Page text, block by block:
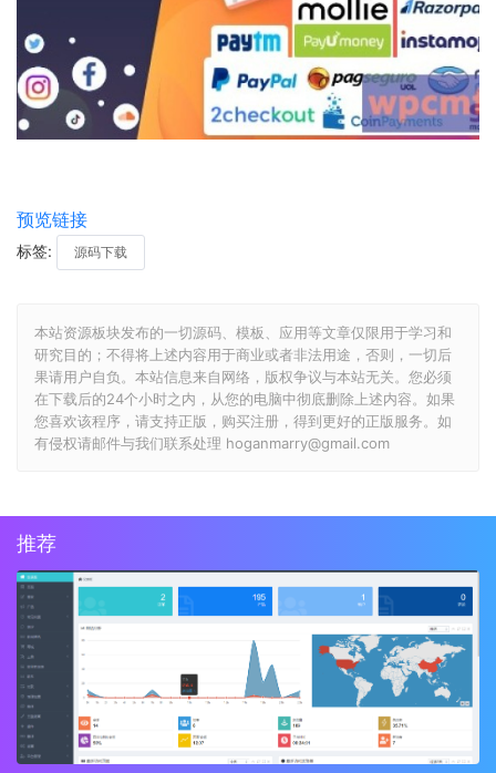
预览链接
标签: 源码下载
本站资源板块发布的一切源码、模板、应用等文章仅限用于学习和
研究目的；不得将上述内容用于商业或者非法用途，否则，一切后
果请用户自负。本站信息来自网络，版权争议与本站无关。您必须
在下载后的24个小时之内，从您的电脑中彻底删除上述内容。如果
您喜欢该程序，请支持正版，购买注册，得到更好的正版服务。如
有侵权请邮件与我们联系处理 hoganmarry@gmail.com
推荐